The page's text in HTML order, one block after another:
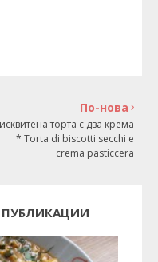
По-нова
торта с два крема
* Torta di biscotti secchi e
crema pasticcera
ПУБЛИКАЦИИ